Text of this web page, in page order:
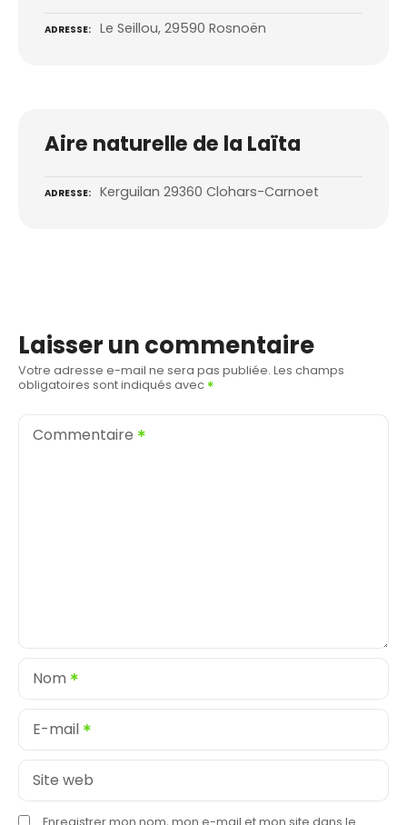
ADRESSE Le Seillou, 29590 Rosnoën
Aire naturelle de la Laïta
ADRESSE Kerguilan 29360 Clohars-Carnoet
Laisser un commentaire
Votre adresse e-mail ne sera pas publiée. Les champs
obligatoires sont indiqués avec
Commentaire
Nom
E-mail
Site web
Enregistrer mon nom, mon e-mail et mon site dans le